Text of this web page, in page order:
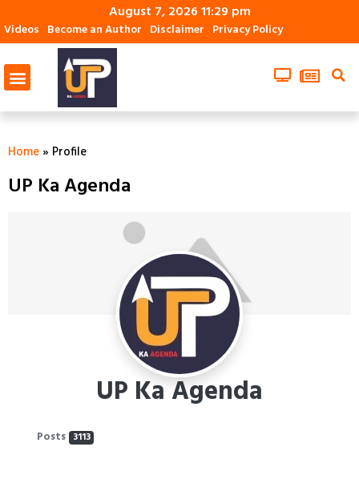
August 7, 2026 11:29 pm
Videos Become an Author Disclaimer Privacy Policy
Home» Profile
UP Ka Agenda
UP Ka Agenda
Posts 3113